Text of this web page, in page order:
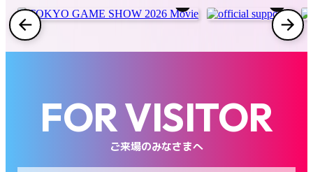
インディーゲーム企画
出展社一覧
FOR VISITOR
ご来場のみなさまへ